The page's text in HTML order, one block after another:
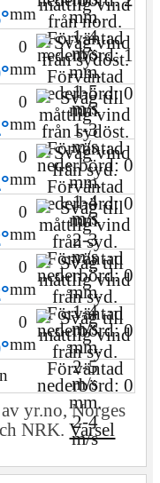
mm
0
mm
0
mm
0
mm
0
mm
0
mm
0
mm
1-4
m/s
1-5
m/s
1-3
m/s
1-4
m/s
2-3
m/s
1-4
m/s
2-5
m/s
2-4
m/s
yr.no, Norges
NRK.Varsel